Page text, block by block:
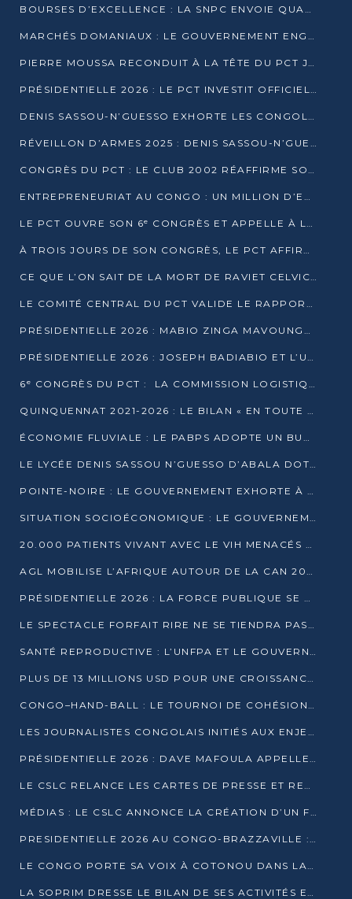
BOURSES D’EXCELLENCE : LA SNPC ENVOIE QUATRE NOUVEAUX TALENTS CONGOLAIS SE FORMER À BAKOU
MARCHÉS DOMANIAUX : LE GOUVERNEMENT ENGAGE LA STRUCTURATION DES TAXES D’ASSAINISSEMENT
PIERRE MOUSSA RECONDUIT À LA TÊTE DU PCT JUSQU’EN 2031
PRÉSIDENTIELLE 2026 : LE PCT INVESTIT OFFICIELLEMENT DENIS SASSOU NGUESSO
DENIS SASSOU-N’GUESSO EXHORTE LES CONGOLAIS À L’UNITÉ ET AU FAIR-PLAY DÉMOCRATIQUE EN 2026
RÉVEILLON D’ARMES 2025 : DENIS SASSOU-N’GUESSO GARANTIT DES ÉLECTIONS 2026 PAISIBLES ET SÉCURISÉES
CONGRÈS DU PCT : LE CLUB 2002 RÉAFFIRME SON SOUTIEN À DENIS SASSOU-N’GUESSO POUR 2026
ENTREPRENEURIAT AU CONGO : UN MILLION D’EUROS POUR FINANCER LES STARTUPS DÈS 2026
LE PCT OUVRE SON 6ᵉ CONGRÈS ET APPELLE À LA CANDIDATURE DE DENIS SASSOU NGUESSO
À TROIS JOURS DE SON CONGRÈS, LE PCT AFFIRME AVOIR ATTEINT TOUS SES OBJECTIFS
CE QUE L’ON SAIT DE LA MORT DE RAVIET CELVIC N’TSIANTSIE
LE COMITÉ CENTRAL DU PCT VALIDE LE RAPPORT DU CONGRÈS ET SOUTIENT DENIS SASSOU N’GUESSO
PRÉSIDENTIELLE 2026 : MABIO ZINGA MAVOUNGOU DÉCLARE SA CANDIDATURE ET CHARGE LE BILAN DU PCT
PRÉSIDENTIELLE 2026 : JOSEPH BADIABIO ET L’UDH-YUKI JOUENT LA PRUDENCE
6ᵉ CONGRÈS DU PCT : LA COMMISSION LOGISTIQUE ASSURE LA DISTRIBUTION DES KITS
QUINQUENNAT 2021-2026 : LE BILAN « EN TOUTE TRANSPARENCE » PRÉSENTÉ À LA PRESSE
ÉCONOMIE FLUVIALE : LE PABPS ADOPTE UN BUDGET 2026 DE PLUS DE 2,7 MILLIARDS FCFA
LE LYCÉE DENIS SASSOU N’GUESSO D’ABALA DOTÉ D’UNE SALLE MULTIMÉDIA
POINTE-NOIRE : LE GOUVERNEMENT EXHORTE À UN USAGE RESPONSABLE DU NOUVEAU MATÉRIEL MUNICIPAL
SITUATION SOCIOÉCONOMIQUE : LE GOUVERNEMENT INTERPELLÉ DEVANT LE SÉNAT
20.000 PATIENTS VIVANT AVEC LE VIH MENACÉS D’ARRÊT DE TRAITEMENT
AGL MOBILISE L’AFRIQUE AUTOUR DE LA CAN 2025
PRÉSIDENTIELLE 2026 : LA FORCE PUBLIQUE SE PRÉPARE À SÉCURISER LE SCRUTIN
LE SPECTACLE FORFAIT RIRE NE SE TIENDRA PAS LE 1ER JANVIER
SANTÉ REPRODUCTIVE : L’UNFPA ET LE GOUVERNEMENT AFFINENT LES PRIORITÉS DE 2026
PLUS DE 13 MILLIONS USD POUR UNE CROISSANCE VERTE ET SOUVERAINE
CONGO–HAND-BALL : LE TOURNOI DE COHÉSION ET DE FRATERNITÉ ALLUME SES LAMPIONS À BRAZZAVILLE
LES JOURNALISTES CONGOLAIS INITIÉS AUX ENJEUX DE L’ÉCONOMIE BLEUE
PRÉSIDENTIELLE 2026 : DAVE MAFOULA APPELLE LES CONGOLAIS À UN « NOUVEAU DÉPART »
LE CSLC RELANCE LES CARTES DE PRESSE ET RECONNAÎT OFFICIELLEMENT LES MÉDIAS EN LIGNE
MÉDIAS : LE CSLC ANNONCE LA CRÉATION D’UN FONDS D’APPUI À LA PRESSE
PRESIDENTIELLE 2026 AU CONGO-BRAZZAVILLE : UN CASTING ÉLARGI
LE CONGO PORTE SA VOIX À COTONOU DANS LA LUTTE CONTRE LA TUBERCULOSE
LA SOPRIM DRESSE LE BILAN DE SES ACTIVITÉS ET FIXE DE NOUVELLES PRIORITÉS